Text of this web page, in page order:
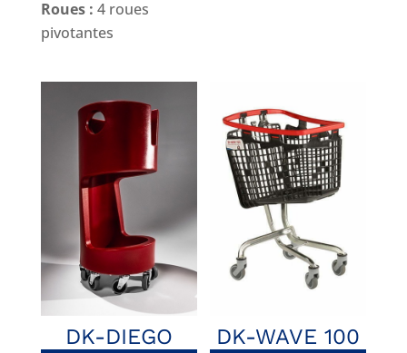
Roues : 4 roues
pivotantes
DK-DIEGO DK-WAVE 100